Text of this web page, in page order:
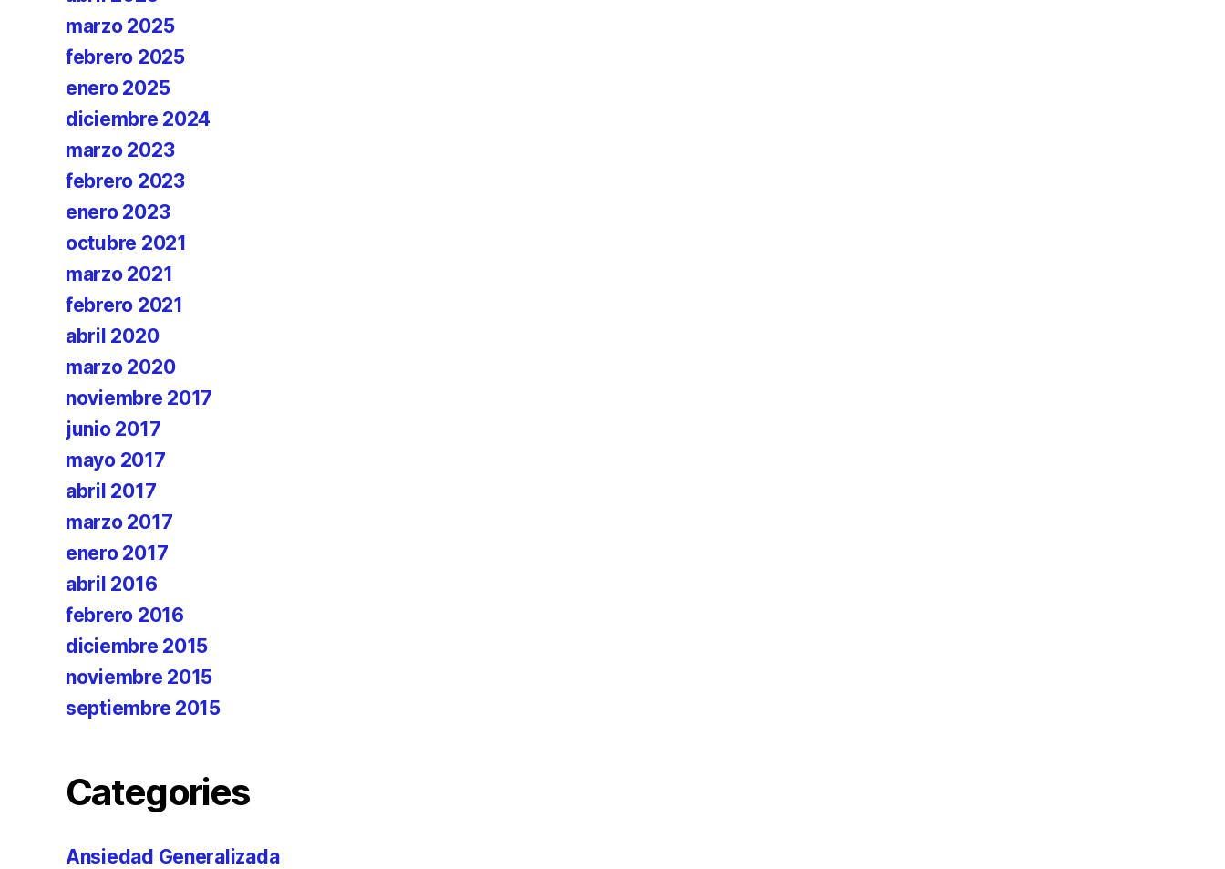
marzo 2025
febrero 2025
enero 2025
diciembre 2024
marzo 2023
febrero 2023
enero 2023
octubre 2021
marzo 2021
febrero 2021
abril 2020
marzo 2020
noviembre 2017
junio 2017
mayo 2017
abril 2017
marzo 2017
enero 2017
abril 2016
febrero 2016
diciembre 2015
noviembre 2015
septiembre 2015
Categories
Ansiedad Generalizada